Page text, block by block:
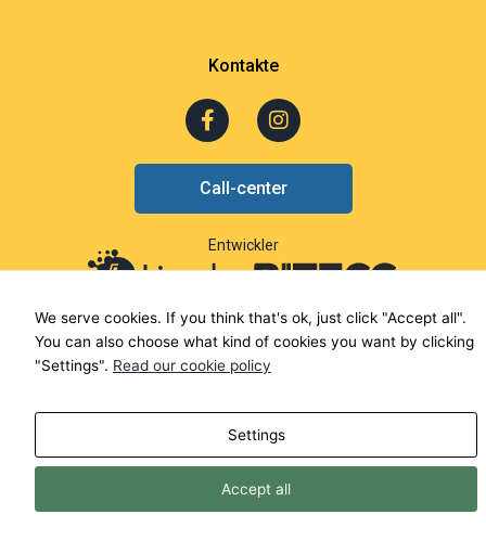
Kontakte
F
a
b
o
o
k
I
n
a
g
r
a
Call-center
Entwickler
We serve cookies. If you think that's ok, just click "Accept all".
You can also choose what kind of cookies you want by clicking
"Settings". Read our cookie policy
Settings
Accept all